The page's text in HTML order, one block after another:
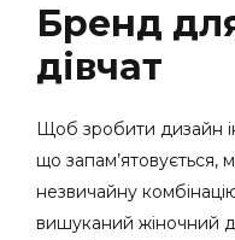
Бренд
дівчат
Щоб зробити дизайн
що запам’ятовується,
незвичайну
вишуканий жіночний